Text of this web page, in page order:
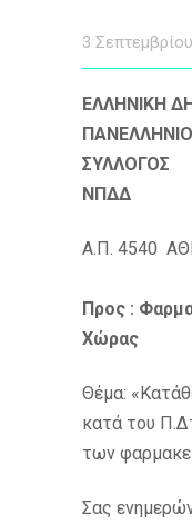
3
ΕΛΛΗΝΙΚΗ
ΣΥΛΛΟΓΟΣ
ΝΠΔΔ
A.Π. 4540
Προς :
Χώρας
Θέμα:
κατά του
των
Σας